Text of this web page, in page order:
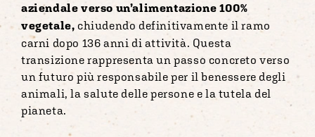
aziendale verso un’alimentazione 100%
vegetale, chiudendo definitivamente il ramo
carni dopo 136 anni di attività. Questa
transizione rappresenta un passo concreto verso
un futuro più responsabile per il benessere degli
animali, la salute delle persone e la tutela del
pianeta.